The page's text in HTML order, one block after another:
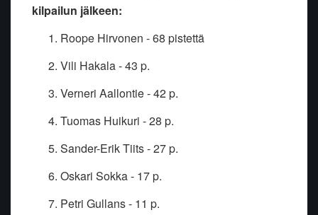
kilpailun jälkeen:
Roope Hirvonen - 68 pistettä
Vili Hakala - 43 p.
Verneri Aallontie - 42 p.
Tuomas Huikuri - 28 p.
Sander-Erik Tiits - 27 p.
Oskari Sokka - 17 p.
Petri Gullans - 11 p.